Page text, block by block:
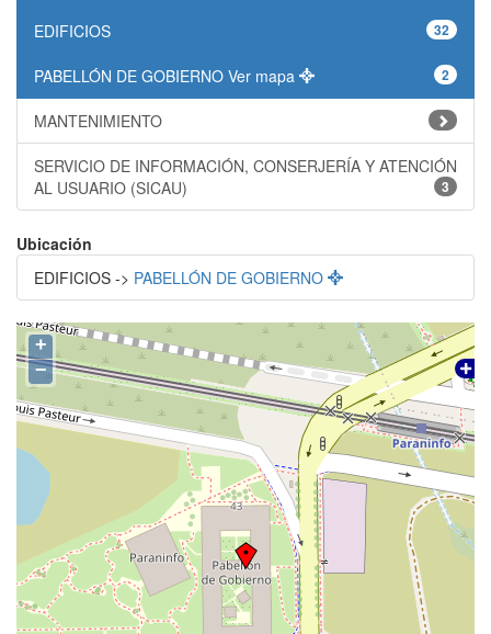
EDIFICIOS 32
PABELLÓN DE GOBIERNO Ver mapa 2
MANTENIMIENTO
SERVICIO DE INFORMACIÓN, CONSERJERÍA Y ATENCIÓN
AL USUARIO (SICAU)
3
Ubicación
EDIFICIOS -> PABELLÓN DE GOBIERNO
+
−